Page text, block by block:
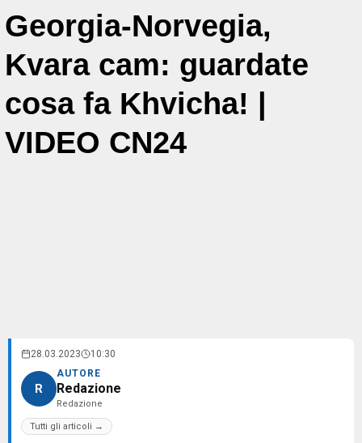
Georgia-Norvegia,
Kvara cam: guardate
cosa fa Khvicha! |
VIDEO CN24
28.03.2023 10:30
R
AUTORE
Redazione
Redazione
Tutti gli articoli →